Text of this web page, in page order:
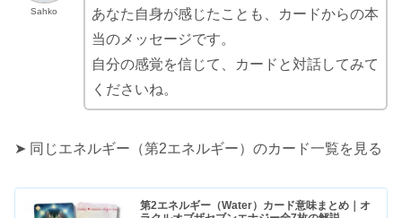
Sahko
あなた自身が感じたことも、カードからの本
当のメッセージです。
自分の感覚を信じて、カードと対話してみて
くださいね。
➤ 同じエネルギー（第2エネルギー）のカード一覧を見る
第2エネルギー（Water）カード意味まとめ｜オ